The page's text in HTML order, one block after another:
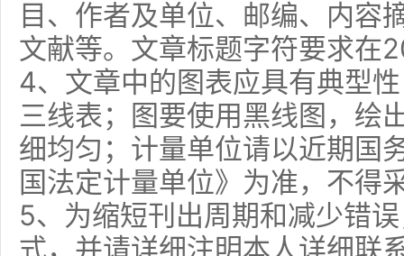
目、作者及单位、邮编、内容
文献等。文章标题字符要求在
4、文章中的图表应具有典型
三线表；图要使用黑线图，绘
细均匀；计量单位请以近期国
国法定计量单位》为准，不得
5、为缩短刊出周期和减少错
式，并请详细注明本人详细联